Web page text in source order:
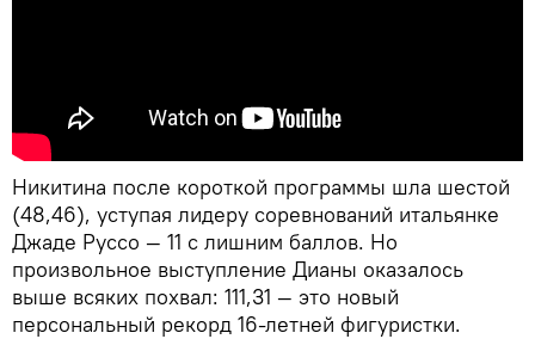
Никитина после короткой программы шла шестой
(48,46), уступая лидеру соревнований итальянке
Джаде Руссо — 11 с лишним баллов. Но
произвольное выступление Дианы оказалось
выше всяких похвал: 111,31 — это новый
персональный рекорд 16-летней фигуристки.